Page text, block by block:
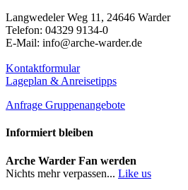
Langwedeler Weg 11, 24646 Warder
Telefon: 04329 9134-0
E-Mail: info@arche-warder.de
Kontaktformular
Lageplan & Anreisetipps
Anfrage Gruppenangebote
Informiert bleiben
Arche Warder Fan werden
Nichts mehr verpassen... Like us